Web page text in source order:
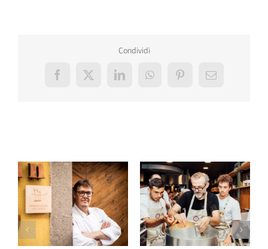
Condividi
Facebook
X LinkedInWhatsAppPinterestEmail